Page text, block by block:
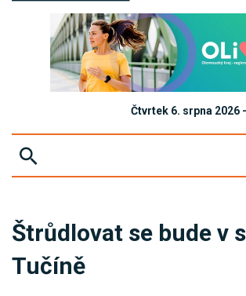
Čtvrtek 6. srpna 2026
KRIMI
SPORT
Štrůdlovat se bude v
Tučíně